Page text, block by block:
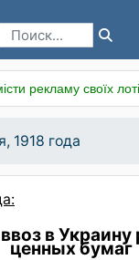
рекламу своїх
1918 года
в
ценных бумаг